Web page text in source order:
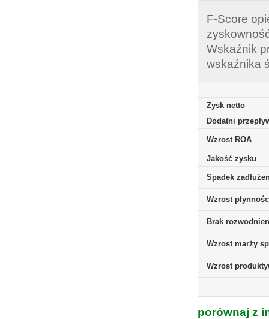
F-Score
Wskaźnik
wskaźnika
Zysk netto
Dodatni
Wzrost ROA
Jakość zysku
Spadek
Wzrost
Brak
Wzrost marży
Wzrost
porównaj z